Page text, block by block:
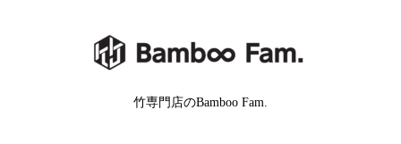
竹専門店のBamboo Fam.